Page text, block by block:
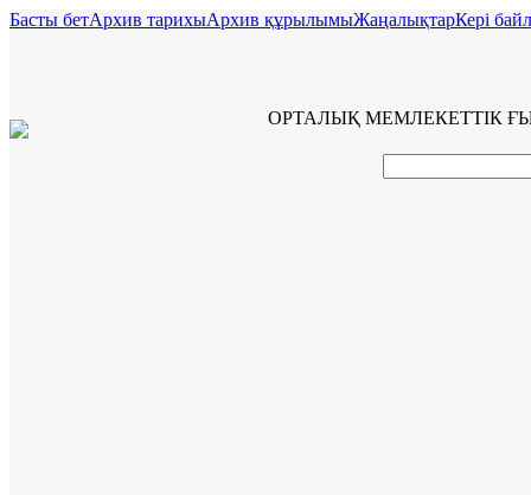
Басты бетАрхив тарихыАрхив құрылымыЖаңалықтарКерi
ОРТАЛЫҚ МЕМЛЕКЕТТІК